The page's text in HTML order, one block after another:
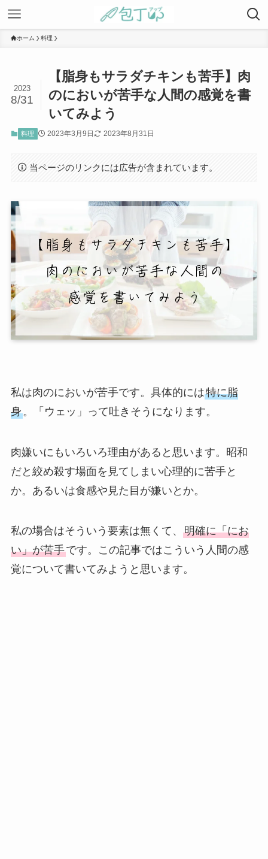
ホーム 料理
【脂身もサラダチキンも苦手】肉
のにおいが苦手な人間の感覚を書
いてみよう
2023
8/31
料理 2023年3月9日 2023年8月31日
当ページのリンクには広告が含まれています。
私は肉のにおいが苦手です。具体的には特に脂
身。「ウェッ」って吐きそうになります。
肉嫌いにもいろいろ理由があると思います。昭和
だと絞め殺す場面を見てしまい心理的に苦手と
か。あるいは食感や見た目が嫌いとか。
私の場合はそういう要素は無くて、 明確に「にお
い」が苦手です。この記事ではこういう人間の感
覚について書いてみようと思います。